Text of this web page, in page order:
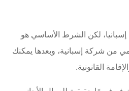
لكن الشرط الأساسي هو
شركة إسبانية، وبعدها يمكنك
القانونية.